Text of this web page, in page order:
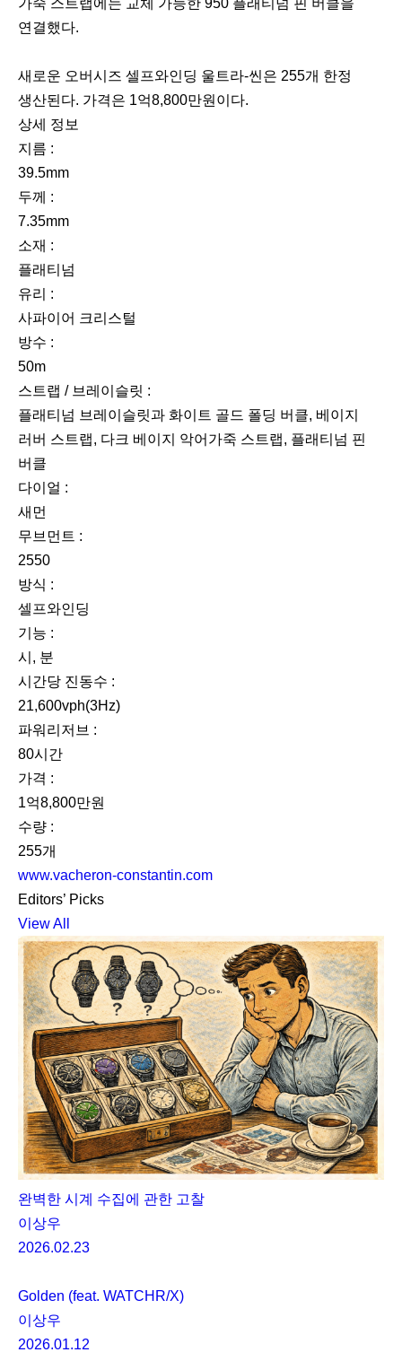
가죽 스트랩에는 교체 가능한 950 플래티넘 핀 버클을
연결했다.
새로운 오버시즈 셀프와인딩 울트라-씬은 255개 한정
생산된다. 가격은 1억8,800만원이다.
상세 정보
지름 :
39.5mm
두께 :
7.35mm
소재 :
플래티넘
유리 :
사파이어 크리스털
방수 :
50m
스트랩 / 브레이슬릿 :
플래티넘 브레이슬릿과 화이트 골드 폴딩 버클, 베이지
러버 스트랩, 다크 베이지 악어가죽 스트랩, 플래티넘 핀
버클
다이얼 :
새먼
무브먼트 :
2550
방식 :
셀프와인딩
기능 :
시, 분
시간당 진동수 :
21,600vph(3Hz)
파워리저브 :
80시간
가격 :
1억8,800만원
수량 :
255개
www.vacheron-constantin.com
Editors’ Picks
View All
완벽한 시계 수집에 관한 고찰
이상우
2026.02.23
Golden (feat. WATCHR/X)
이상우
2026.01.12